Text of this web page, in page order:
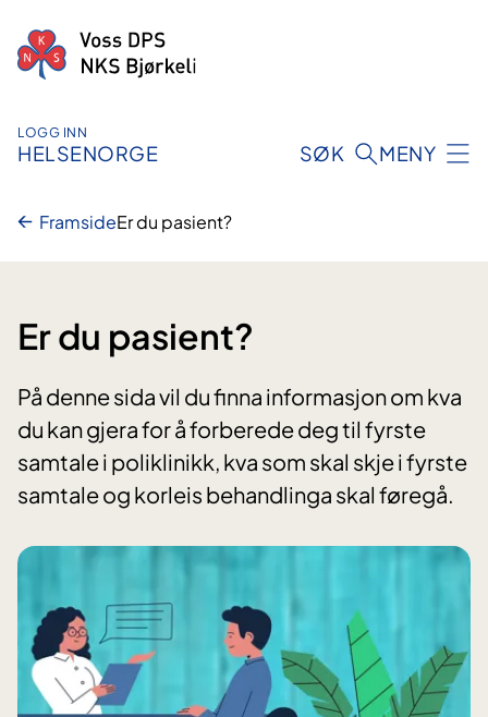
innhald
LOGG INN
HELSENORGE SØK MENY
FramsideEr du pasient?
Er du pasient?
På denne sida vil du finna informasjon om kva
du kan gjera for å forberede deg til fyrste
samtale i poliklinikk, kva som skal skje i fyrste
samtale og korleis behandlinga skal føregå.